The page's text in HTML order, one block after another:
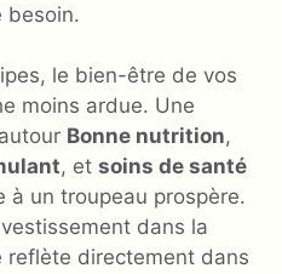
besoin.
le bien-être de vos
moins ardue. Une
Bonne nutrition,
, et soins de santé
à un troupeau prospère.
dans la
reflète directement dans